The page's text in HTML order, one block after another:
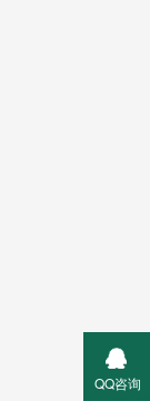
QQ咨询